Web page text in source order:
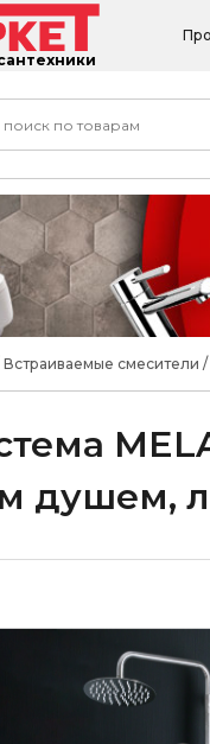
Встраиваемые смесители /
душем,